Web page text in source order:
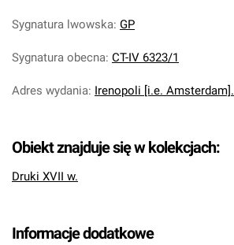
Sygnatura lwowska: GP
Sygnatura obecna: CT-IV 6323/1
Adres wydania: Irenopoli [i.e. Amsterdam].
Obiekt znajduje się w kolekcjach:
Druki XVII w.
Informacje dodatkowe